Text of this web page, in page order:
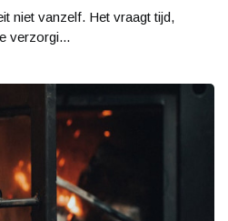
niet vanzelf. Het vraagt tijd,
verzorgi...